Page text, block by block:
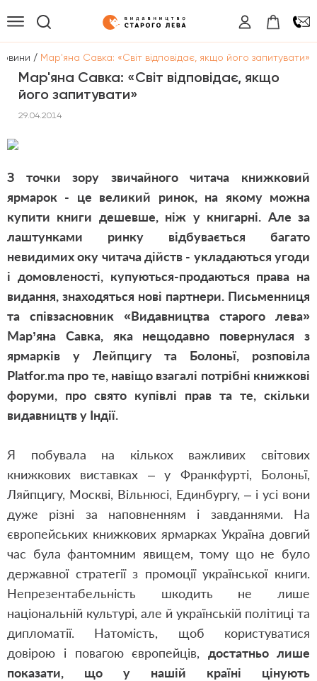
/ Мар'яна Савка: «Світ відповідає, якщо його запитувати»
Мар'яна Савка: «Світ відповідає, якщо
його запитувати»
29.04.2014
З точки зору звичайного читача книжковий
ярмарок - це великий ринок, на якому можна
купити книги дешевше, ніж у книгарні. Але за
лаштунками ринку відбувається багато
невидимих оку читача дійств - укладаються угоди
і домовленості, купуються-продаються права на
видання, знаходяться нові партнери. Письменниця
та співзасновник «Видавництва старого лева»
Мар’яна Савка, яка нещодавно повернулася з
ярмарків у Лейпцигу та Болоньї, розповіла
Platfor.ma про те, навіщо взагалі потрібні книжкові
форуми, про свято купівлі прав та те, скільки
видавництв у Індії.
Я побувала на кількох важливих світових
книжкових виставках – у Франкфурті, Болоньї,
Ляйпцигу, Москві, Вільнюсі, Единбургу, – і усі вони
дуже різні за наповненням і завданнями. На
європейських книжкових ярмарках Україна довгий
час була фантомним явищем, тому що не було
державної стратегії з промоції української книги.
Непрезентабельність шкодить не лише
національній культурі, але й українській політиці та
дипломатії. Натомість, щоб користуватися
довірою і повагою європейців,достатньо лише
показати, що у нашій країні цінують